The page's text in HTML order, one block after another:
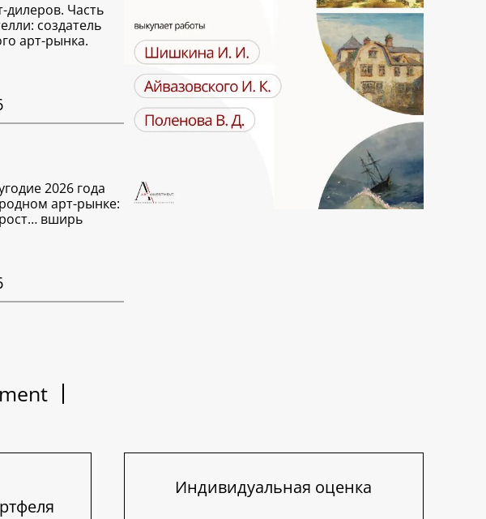
дилеров. Часть
создатель
арт-рынка.
2026 года
арт-рынке:
вширь
Индивидуальная оценка